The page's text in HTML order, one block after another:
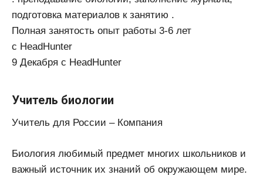
подготовка материалов к занятию .
Полная занятость опыт работы 3-6 лет
с HeadHunter
9 Декабря с HeadHunter
Учитель биологии
Учитель для России – Компания
Биология любимый предмет многих школьников и
важный источник их знаний об окружающем мире.